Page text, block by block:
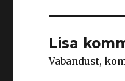
Lisa
Vabandust,